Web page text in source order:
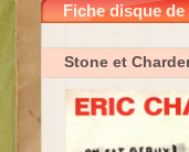
Fiche disque de
Stone et